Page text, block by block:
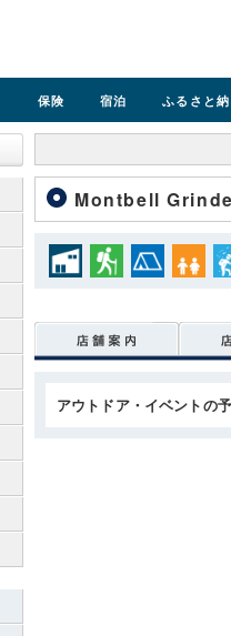
保険 宿泊 ふるさと
Montbell
アウトドア・イベントの